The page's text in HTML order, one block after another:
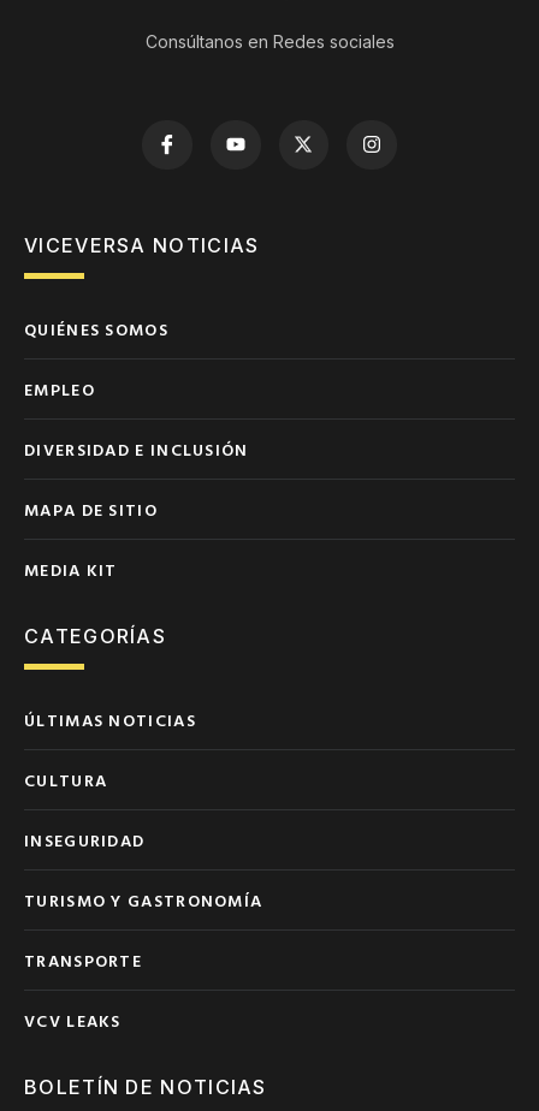
Consúltanos en Redes sociales
VICEVERSA NOTICIAS
QUIÉNES SOMOS
EMPLEO
DIVERSIDAD E INCLUSIÓN
MAPA DE SITIO
MEDIA KIT
CATEGORÍAS
ÚLTIMAS NOTICIAS
CULTURA
INSEGURIDAD
TURISMO Y GASTRONOMÍA
TRANSPORTE
VCV LEAKS
BOLETÍN DE NOTICIAS